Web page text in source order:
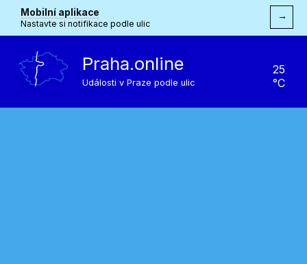
Mobilní aplikace
Nastavte si notifikace podle ulic
→
Praha.online
Události v Praze podle ulic
25
°C